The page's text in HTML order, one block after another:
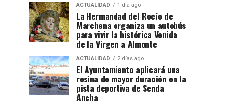
ACTUALIDAD 1 día ago
La Hermandad del Rocío de
Marchena organiza un autobús
para vivir la histórica Venida
de la Virgen a Almonte
ACTUALIDAD 2 días ago
El Ayuntamiento aplicará una
resina de mayor duración en la
pista deportiva de Senda
Ancha